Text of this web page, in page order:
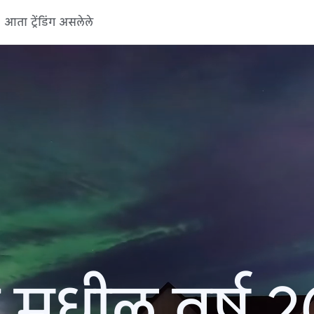
आता ट्रेंडिंग असलेले